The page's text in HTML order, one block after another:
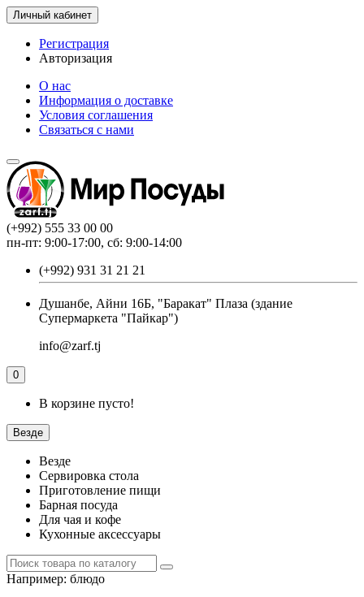
Личный кабинет
Регистрация
Авторизация
О нас
Информация о доставке
Условия соглашения
Связаться с нами
(+992) 555 33 00 00
пн-пт: 9:00-17:00, сб: 9:00-14:00
(+992) 931 31 21 21
Душанбе, Айни 16Б, "Баракат" Плаза (здание
Супермаркета "Пайкар")
info@zarf.tj
0
В корзине пусто!
Везде
Везде
Сервировка стола
Приготовление пищи
Барная посуда
Для чая и кофе
Кухонные аксессуары
Например: блюдо